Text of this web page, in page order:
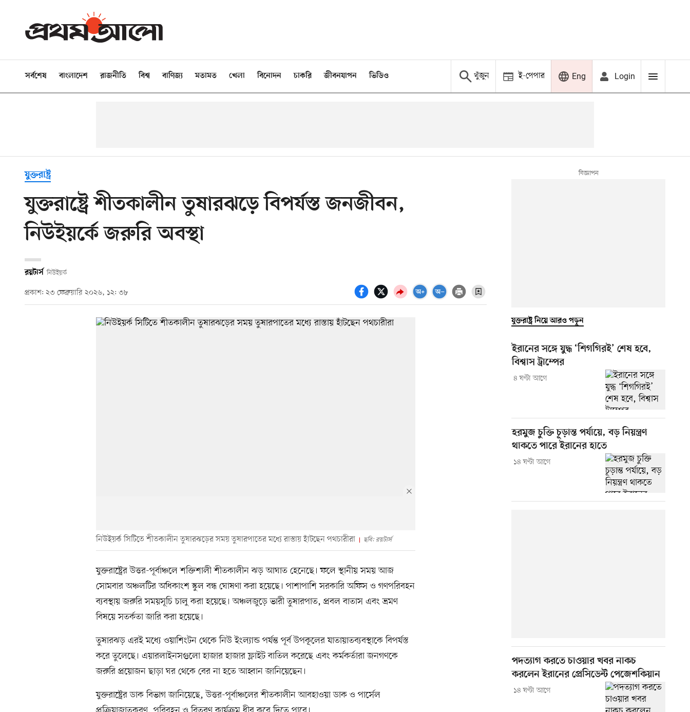
সর্বশেষ বাংলাদেশ রাজনীতি বিশ্ব বাণিজ্য মতামত খেলা বিনোদন চাকরি জীবনযাপন ভিডিও খুঁজুন ই-পেপার Eng Login
যুক্তরাষ্ট্র
যুক্তরাষ্ট্রে শীতকালীন তুষারঝড়ে বিপর্যস্ত জনজীবন,
নিউইয়র্কে জরুরি অবস্থা
রয়টার্স নিউইয়র্ক
প্রকাশ: ২৩ ফেব্রুয়ারি ২০২৬, ১২: ৩৮
নিউইয়র্ক সিটিতে শীতকালীন তুষারঝড়ের সময় তুষারপাতের মধ্যে রাস্তায় হাঁটছেন পথচারীরা ছবি: রয়টার্স
যুক্তরাষ্ট্রের উত্তর-পূর্বাঞ্চলে শক্তিশালী শীতকালীন ঝড় আঘাত হেনেছে। ফলে স্থানীয় সময় আজ
সোমবার অঞ্চলটির অধিকাংশ স্কুল বন্ধ ঘোষণা করা হয়েছে। পাশাপাশি সরকারি অফিস ও গণপরিবহন
ব্যবস্থায় জরুরি সময়সূচি চালু করা হয়েছে। অঞ্চলজুড়ে ভারী তুষারপাত, প্রবল বাতাস এবং ভ্রমণ
বিষয়ে সতর্কতা জারি করা হয়েছে।
তুষারঝড় এরই মধ্যে ওয়াশিংটন থেকে নিউ ইংল্যান্ড পর্যন্ত পূর্ব উপকূলের যাতায়াতব্যবস্থাকে বিপর্যস্ত
করে তুলেছে। এয়ারলাইনসগুলো হাজার হাজার ফ্লাইট বাতিল করেছে এবং কর্মকর্তারা জনগণকে
জরুরি প্রয়োজন ছাড়া ঘর থেকে বের না হতে আহ্বান জানিয়েছেন।
যুক্তরাষ্ট্রের ডাক বিভাগ জানিয়েছে, উত্তর-পূর্বাঞ্চলের শীতকালীন আবহাওয়া ডাক ও পার্সেল
যুক্তরাষ্ট্র নিয়ে আরও পড়ুন
ইরানের সঙ্গে যুদ্ধ ‘শিগগিরই’ শেষ হবে,
বিশ্বাস ট্রাম্পের
৪ ঘণ্টা আগে
হরমুজ চুক্তি চূড়ান্ত পর্যায়ে, বড় নিয়ন্ত্রণ
থাকতে পারে ইরানের হাতে
১৪ ঘণ্টা আগে
পদত্যাগ করতে চাওয়ার খবর নাকচ
করলেন ইরানের প্রেসিডেন্ট পেজেশকিয়ান
১৪ ঘণ্টা আগে